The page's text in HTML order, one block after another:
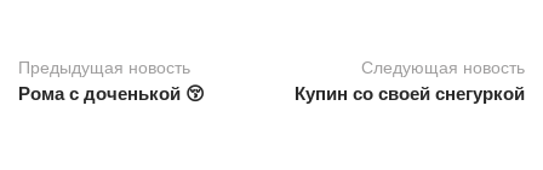
Предыдущая новость
Рома с доченькой 😚
Следующая новость
Купин со своей снегуркой